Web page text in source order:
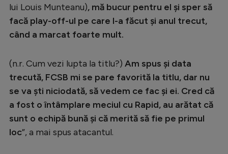
lui Louis Munteanu), mă bucur pentru el și sper să
facă play-off-ul pe care l-a făcut și anul trecut,
când a marcat foarte mult.
(n.r. Cum vezi lupta la titlu?) Am spus și data
trecută, FCSB mi se pare favorită la titlu, dar nu
se va ști niciodată, să vedem ce fac și ei. Cred că
a fost o întâmplare meciul cu Rapid, au arătat că
sunt o echipă bună și că merită să fie pe primul
loc”, a mai spus atacantul.